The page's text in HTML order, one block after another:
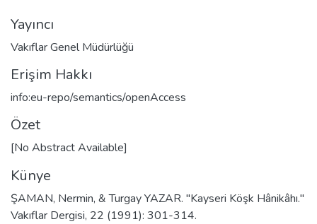
Yayıncı
Vakıflar Genel Müdürlüğü
Erişim Hakkı
info:eu-repo/semantics/openAccess
Özet
[No Abstract Available]
Künye
ŞAMAN, Nermin, & Turgay YAZAR. "Kayseri Köşk Hânikâhı."
Vakıflar Dergisi, 22 (1991): 301-314.